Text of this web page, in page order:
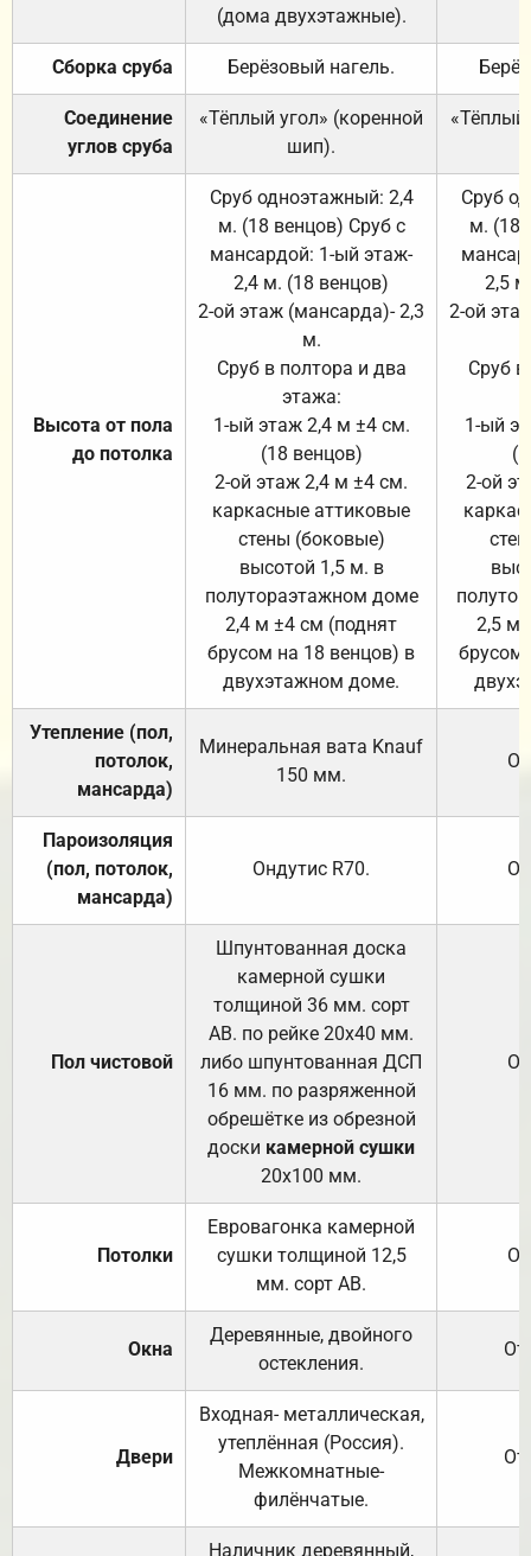
(дома двухэтажные).
Сборка сруба Берёзовый нагель.
Соединение
углов сруба
«Тёплый угол» (коренной
шип).
«Тёплый
Высота от пола
до потолка
Сруб одноэтажный: 2,4
м. (18 венцов) Сруб с
мансардой: 1-ый этаж-
2,4 м. (18 венцов)
2-ой этаж (мансарда)- 2,3
м.
Сруб в полтора и два
этажа:
1-ый этаж 2,4 м ±4 см.
(18 венцов)
2-ой этаж 2,4 м ±4 см.
каркасные аттиковые
стены (боковые)
высотой 1,5 м. в
полутораэтажном доме
2,4 м ±4 см (поднят
брусом на 18 венцов) в
двухэтажном доме.
Сруб
м. (18
2,5
2-ой
Сруб
1-ый
2-ой
2,5 м
брусом
Утепление (пол,
потолок,
мансарда)
Минеральная вата Knauf
150 мм.
Пароизоляция
(пол, потолок,
мансарда)
Ондутис R70.
Пол чистовой
Шпунтованная доска
камерной сушки
толщиной 36 мм. сорт
АВ. по рейке 20х40 мм.
либо шпунтованная ДСП
16 мм. по разряженной
обрешётке из обрезной
доски камерной сушки
20х100 мм.
Потолки
Евровагонка камерной
сушки толщиной 12,5
мм. сорт АВ.
Окна
Деревянные, двойного
остекления.
Двери
Входная- металлическая,
утеплённая (Россия).
Межкомнатные-
филёнчатые.
Наличник деревянный,